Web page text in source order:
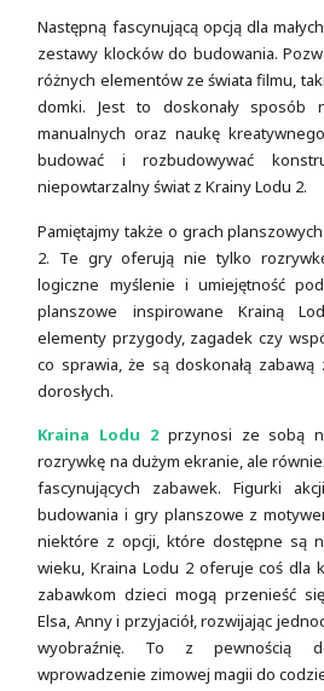
Następną fascynującą opcją dla
zestawy klocków do budowania.
różnych elementów ze świata filmu,
domki. Jest to doskonały sposób
manualnych oraz naukę
budować i rozbudowywać
niepowtarzalny świat z Krainy Lodu 2.
Pamiętajmy także o grach
2. Te gry oferują nie tylko
logiczne myślenie i umiejętność
planszowe inspirowane Krainą
elementy przygody, zagadek czy
co sprawia, że są doskonałą
dorosłych.
Kraina Lodu 2przynosi ze sobą
rozrywkę na dużym ekranie, ale
fascynujących zabawek. Figurki
budowania i gry planszowe z
niektóre z opcji, które dostępne są
wieku, Kraina Lodu 2 oferuje coś dla
zabawkom dzieci mogą przenieść
Elsa, Anny i przyjaciół, rozwijając
wyobraźnię. To z pewnością
wprowadzenie zimowej magii do